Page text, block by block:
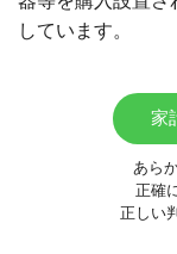
しています。
家
あら
正確
正しい